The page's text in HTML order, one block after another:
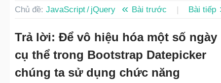
Chủ đề: JavaScript / jQuery Bài trước | Bài tiếp
Trả lời: Để vô hiệu hóa một số ngày
cụ thể trong Bootstrap Datepicker
chúng ta sử dụng chức năng